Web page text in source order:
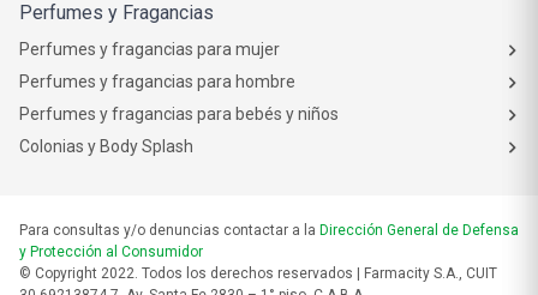
Perfumes y Fragancias
Perfumes y fragancias para mujer
Perfumes y fragancias para hombre
Perfumes y fragancias para bebés y niños
Colonias y Body Splash
Para consultas y/o denuncias contactar a la Dirección General de Defensa
y Protección al Consumidor
© Copyright 2022. Todos los derechos reservados | Farmacity S.A., CUIT